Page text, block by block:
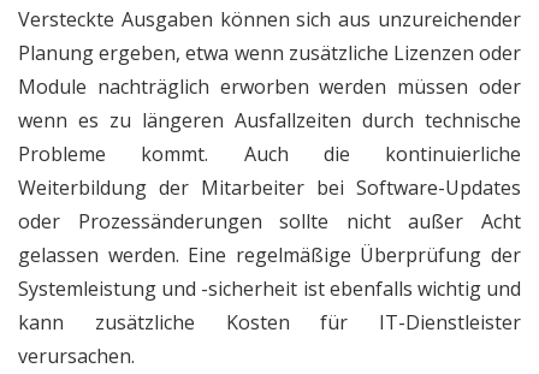
Versteckte Ausgaben können sich aus unzureichender
Planung ergeben, etwa wenn zusätzliche Lizenzen oder
Module nachträglich erworben werden müssen oder
wenn es zu längeren Ausfallzeiten durch technische
Probleme kommt. Auch die kontinuierliche
Weiterbildung der Mitarbeiter bei Software-Updates
oder Prozessänderungen sollte nicht außer Acht
gelassen werden. Eine regelmäßige Überprüfung der
Systemleistung und -sicherheit ist ebenfalls wichtig und
kann zusätzliche Kosten für IT-Dienstleister
verursachen.